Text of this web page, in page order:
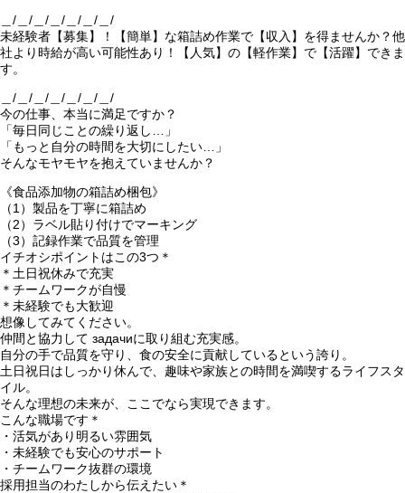
＿/＿/＿/＿/＿/＿/＿/
未経験者【募集】！【簡単】な箱詰め作業で【収入】を得ませんか？他
社より時給が高い可能性あり！【人気】の【軽作業】で【活躍】できま
す。
＿/＿/＿/＿/＿/＿/＿/
今の仕事、本当に満足ですか？
「毎日同じことの繰り返し…」
「もっと自分の時間を大切にしたい…」
そんなモヤモヤを抱えていませんか？
《食品添加物の箱詰め梱包》
（1）製品を丁寧に箱詰め
（2）ラベル貼り付けでマーキング
（3）記録作業で品質を管理
イチオシポイントはこの3つ＊
＊土日祝休みで充実
＊チームワークが自慢
＊未経験でも大歓迎
想像してみてください。
仲間と協力して задачиに取り組む充実感。
自分の手で品質を守り、食の安全に貢献しているという誇り。
土日祝日はしっかり休んで、趣味や家族との時間を満喫するライフスタ
イル。
そんな理想の未来が、ここでなら実現できます。
こんな職場です＊
・活気があり明るい雰囲気
・未経験でも安心のサポート
・チームワーク抜群の環境
採用担当のわたしから伝えたい＊